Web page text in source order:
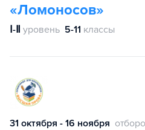
«Ломоносов»
Ⅰ-Ⅱ уровень 5-11 классы
31 октября - 16 ноября